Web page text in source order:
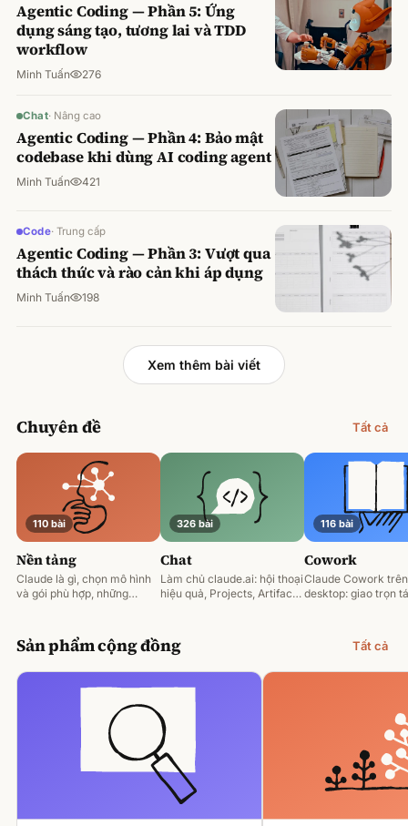
Agentic Coding — Phần 5: Ứng
dụng sáng tạo, tương lai và TDD
workflow
Minh Tuấn 276
Chat· Nâng cao
Agentic Coding — Phần 4: Bảo mật
codebase khi dùng AI coding agent
Minh Tuấn 421
Code· Trung cấp
Agentic Coding — Phần 3: Vượt qua
thách thức và rào cản khi áp dụng
Minh Tuấn 198
Xem thêm bài viết
Chuyên đề Tất cả
110 bài
Nền tảng
Claude là gì, chọn mô hình
và gói phù hợp, những
326 bài
Chat
Làm chủ claude.ai: hội thoại
hiệu quả, Projects, Artifacts
116 bài
Cowork
Claude Cowork trên
desktop: giao trọn
Sản phẩm cộng đồng Tất cả